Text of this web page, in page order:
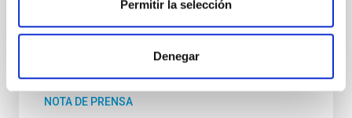
Permitir la selección
Denegar
NOTA DE PRENSA